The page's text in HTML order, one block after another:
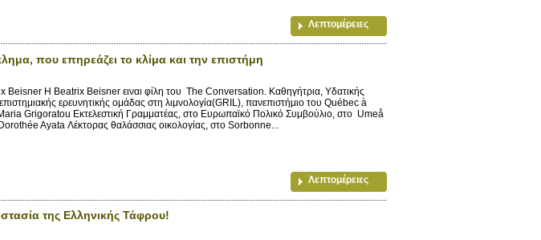
Λεπτομέρειες
που επηρεάζει το κλίμα και την επιστήμη
Beisner Η Beatrix Beisner ειναι φίλη του The Conversation. Καθηγήτρια, Υδατικής
ερευνητικής ομάδας στη λιμνολογία(GRIL), πανεπιστήμιο του Québec à
Grigoratou Εκτελεστική Γραμματέας, στο Ευρωπαϊκό Πολικό Συμβούλιο, στο Umeå
Ayata Λέκτορας θαλάσσιας οικολογίας, στο Sorbonne...
Λεπτομέρειες
της Ελληνικής Τάφρου!